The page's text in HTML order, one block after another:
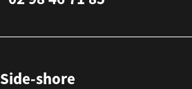
Side-shore